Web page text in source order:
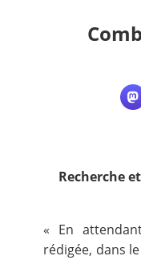
Qui sommes nous ?
Contact
Recherche
« En
rédigée, dans